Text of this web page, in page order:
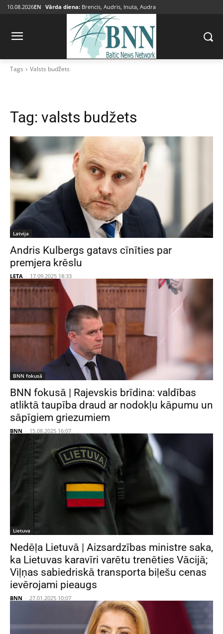
10.08.2026EN Vārda diena: Brencis, Audris, Inuta, Audra
Tags Valsts budžets
Tag: valsts budžets
Latvija
Andris Kulbergs gatavs cīnīties par
premjera krēslu
LETA - 17.09.2025 18:33
BNN fokusā
BNN fokusā | Rajevskis brīdina: valdības
atliktā taupība draud ar nodokļu kāpumu un
sāpīgiem griezumiem
BNN - 15.08.2025 16:07
Lietuva
Nedēļa Lietuvā | Aizsardzības ministre saka,
ka Lietuvas karavīri varētu trenēties Vācijā;
Viļņas sabiedriskā transporta biļešu cenas
ievērojami pieaugs
BNN - 27.01.2025 10:07